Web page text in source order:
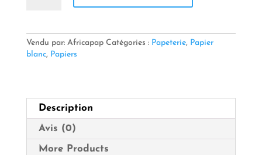
180G
20F
Vendu par: Africapap Catégories : Papeterie, Papier
blanc, Papiers
Description
Avis (0)
More Products